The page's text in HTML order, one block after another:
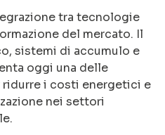
tra tecnologie
del mercato. Il
sistemi di accumulo e
oggi una delle
i costi energetici e
nei settori